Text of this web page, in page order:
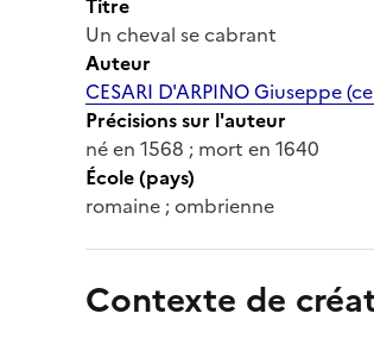
Un cheval se cabrant
Auteur
CESARI D'ARPINO Giuseppe
Précisions sur l'auteur
né en 1568 ; mort en 1640
École (pays)
romaine ; ombrienne
Contexte de